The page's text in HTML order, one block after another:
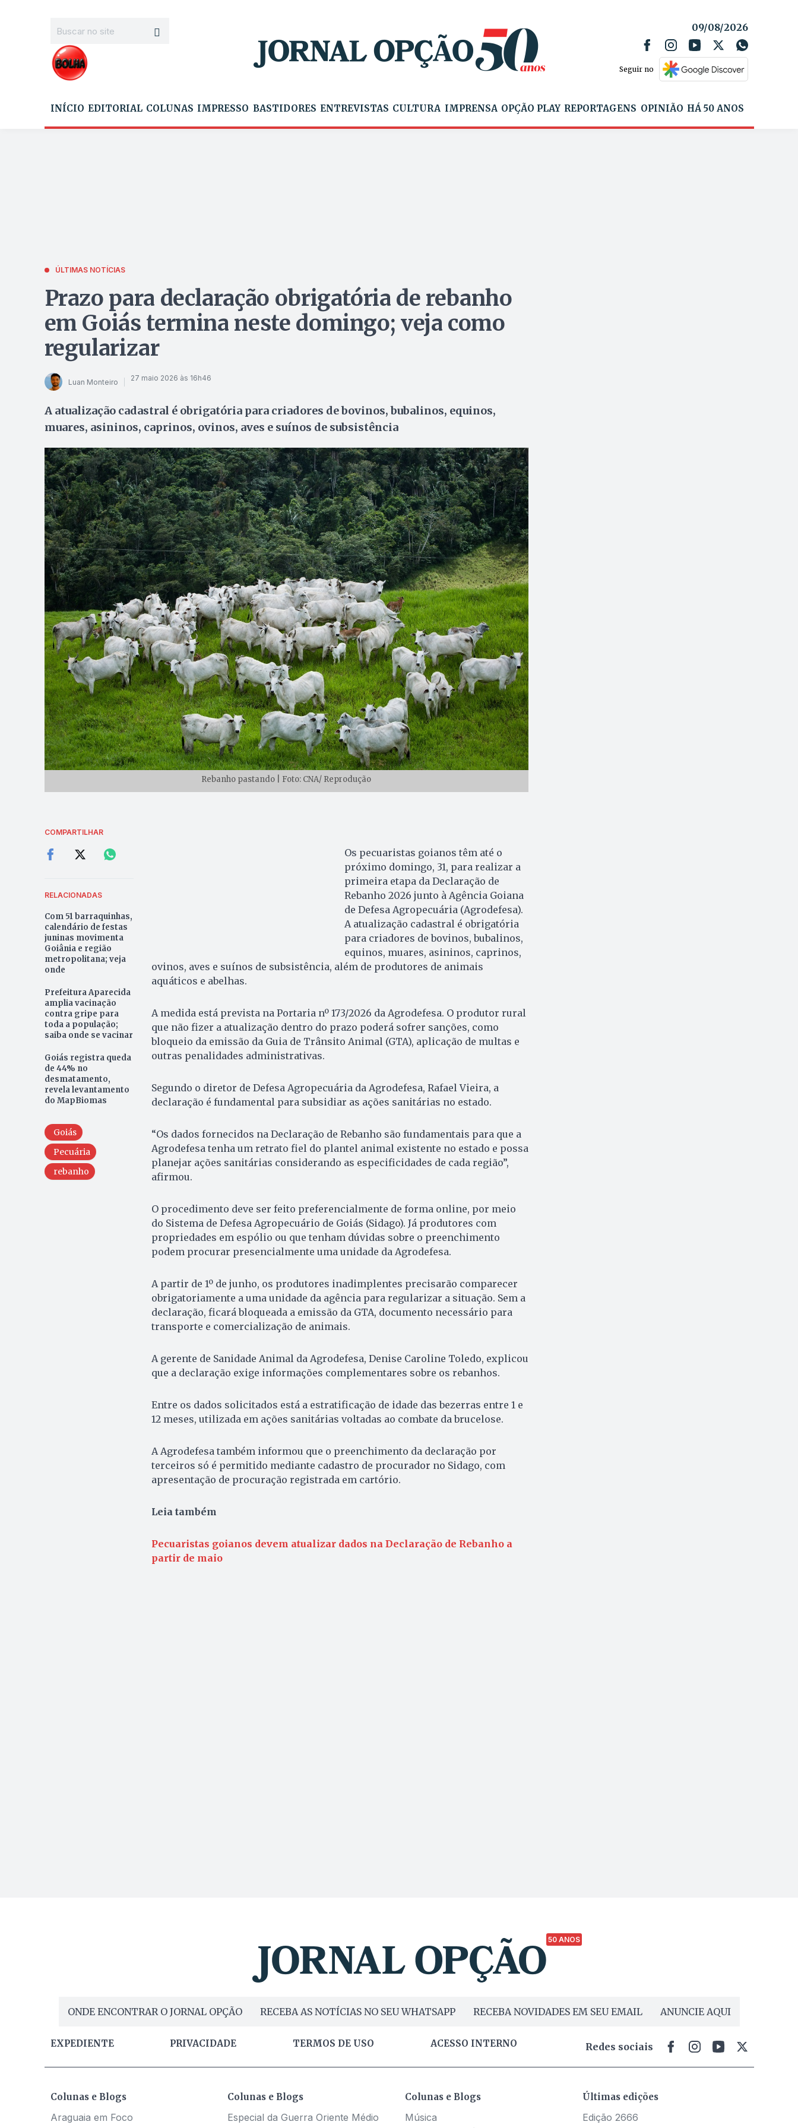
09/08/2026
Seguir no
INÍCIO EDITORIAL COLUNAS IMPRESSO BASTIDORES ENTREVISTAS CULTURA IMPRENSA OPÇÃO PLAY REPORTAGENS OPINIÃO HÁ 50 ANOS
ÚLTIMAS NOTÍCIAS
Prazo para declaração obrigatória de rebanho
em Goiás termina neste domingo; veja como
regularizar
Luan Monteiro 27 maio 2026 às 16h46
A atualização cadastral é obrigatória para criadores de bovinos, bubalinos, equinos,
muares, asininos, caprinos, ovinos, aves e suínos de subsistência
Rebanho pastando | Foto: CNA/ Reprodução
COMPARTILHAR
RELACIONADAS
Com 51 barraquinhas,
calendário de festas
juninas movimenta
Goiânia e região
metropolitana; veja
onde
Prefeitura Aparecida
amplia vacinação
contra gripe para
toda a população;
saiba onde se vacinar
Goiás registra queda
de 44% no
desmatamento,
revela levantamento
do MapBiomas
Goiás
Pecuária
rebanho
Os pecuaristas goianos têm até o
próximo domingo, 31, para realizar a
primeira etapa da Declaração de
Rebanho 2026 junto à Agência Goiana
de Defesa Agropecuária (Agrodefesa).
A atualização cadastral é obrigatória
para criadores de bovinos, bubalinos,
equinos, muares, asininos, caprinos,
ovinos, aves e suínos de subsistência, além de produtores de animais
aquáticos e abelhas.
A medida está prevista na Portaria nº 173/2026 da Agrodefesa. O produtor rural
que não fizer a atualização dentro do prazo poderá sofrer sanções, como
bloqueio da emissão da Guia de Trânsito Animal (GTA), aplicação de multas e
outras penalidades administrativas.
Segundo o diretor de Defesa Agropecuária da Agrodefesa, Rafael Vieira, a
declaração é fundamental para subsidiar as ações sanitárias no estado.
“Os dados fornecidos na Declaração de Rebanho são fundamentais para que a
Agrodefesa tenha um retrato fiel do plantel animal existente no estado e possa
planejar ações sanitárias considerando as especificidades de cada região”,
afirmou.
O procedimento deve ser feito preferencialmente de forma online, por meio
do Sistema de Defesa Agropecuário de Goiás (Sidago). Já produtores com
propriedades em espólio ou que tenham dúvidas sobre o preenchimento
podem procurar presencialmente uma unidade da Agrodefesa.
A partir de 1º de junho, os produtores inadimplentes precisarão comparecer
obrigatoriamente a uma unidade da agência para regularizar a situação. Sem a
declaração, ficará bloqueada a emissão da GTA, documento necessário para
transporte e comercialização de animais.
A gerente de Sanidade Animal da Agrodefesa, Denise Caroline Toledo, explicou
que a declaração exige informações complementares sobre os rebanhos.
Entre os dados solicitados está a estratificação de idade das bezerras entre 1 e
12 meses, utilizada em ações sanitárias voltadas ao combate da brucelose.
A Agrodefesa também informou que o preenchimento da declaração por
terceiros só é permitido mediante cadastro de procurador no Sidago, com
apresentação de procuração registrada em cartório.
Leia também
Pecuaristas goianos devem atualizar dados na Declaração de Rebanho a
partir de maio
50 ANOS
ONDE ENCONTRAR O JORNAL OPÇÃO RECEBA AS NOTÍCIAS NO SEU WHATSAPP RECEBA NOVIDADES EM SEU EMAIL ANUNCIE AQUI
EXPEDIENTE PRIVACIDADE TERMOS DE USO ACESSO INTERNO Redes sociais
Colunas e Blogs
Araguaia em Foco
Colunas e Blogs
Especial da Guerra Oriente Médio
Colunas e Blogs
Música
Últimas edições
Edição 2666